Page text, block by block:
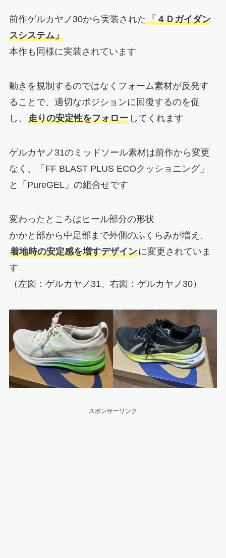
前作ゲルカヤノ30から実装された「４Ｄガイダン
スシステム」
本作も同様に実装されています
動きを規制するのではなくフォーム素材が反発す
ることで、適切なポジションに回復するのを促
し、 走りの安定性をフォローしてくれます
ゲルカヤノ31のミッドソール素材は前作から変更
なく、「FF BLAST PLUS ECOクッショニング」
と「PureGEL」の組合せです
変わったところはヒール部分の形状
かかと部から中足部まで外側のふくらみが増え、
着地時の安定感を増すデザインに変更されていま
す
（左図：ゲルカヤノ31、右図：ゲルカヤノ30）
スポンサーリンク